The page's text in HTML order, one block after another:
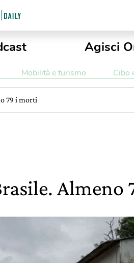
Agisci
Mobilità e turismo Cibo
79 i morti
Almeno